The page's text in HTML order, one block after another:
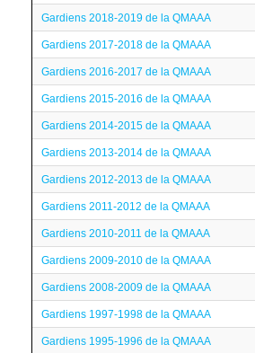
Gardiens 2018-2019 de la QMAAA
Gardiens 2017-2018 de la QMAAA
Gardiens 2016-2017 de la QMAAA
Gardiens 2015-2016 de la QMAAA
Gardiens 2014-2015 de la QMAAA
Gardiens 2013-2014 de la QMAAA
Gardiens 2012-2013 de la QMAAA
Gardiens 2011-2012 de la QMAAA
Gardiens 2010-2011 de la QMAAA
Gardiens 2009-2010 de la QMAAA
Gardiens 2008-2009 de la QMAAA
Gardiens 1997-1998 de la QMAAA
Gardiens 1995-1996 de la QMAAA